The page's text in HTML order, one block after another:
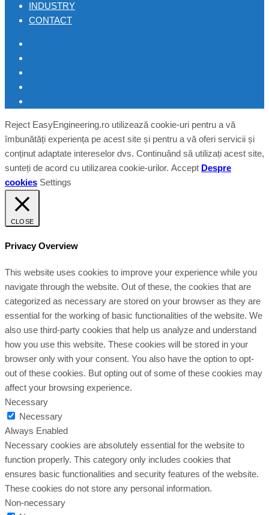
INDUSTRY
CONTACT
Reject EasyEngineering.ro utilizează cookie-uri pentru a vă
îmbunătăți experiența pe acest site și pentru a vă oferi servicii și
conținut adaptate intereselor dvs. Continuând să utilizați acest site,
sunteți de acord cu utilizarea cookie-urilor. Accept Despre
cookies Settings
CLOSE
Privacy Overview
This website uses cookies to improve your experience while you
navigate through the website. Out of these, the cookies that are
categorized as necessary are stored on your browser as they are
essential for the working of basic functionalities of the website. We
also use third-party cookies that help us analyze and understand
how you use this website. These cookies will be stored in your
browser only with your consent. You also have the option to opt-
out of these cookies. But opting out of some of these cookies may
affect your browsing experience.
Necessary
Necessary
Always Enabled
Necessary cookies are absolutely essential for the website to
function properly. This category only includes cookies that
ensures basic functionalities and security features of the website.
These cookies do not store any personal information.
Non-necessary